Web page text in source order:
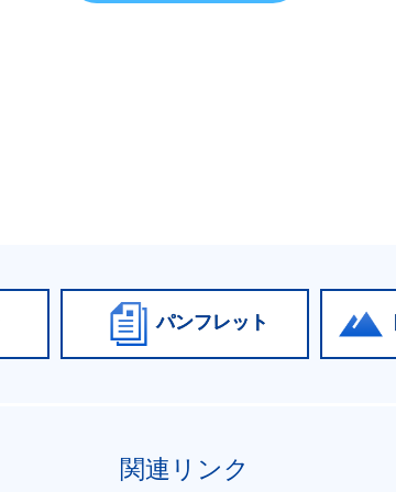
パンフレット
関連リンク